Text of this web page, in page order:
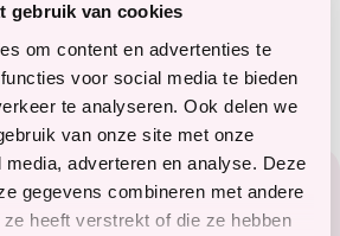
gebruik van cookies
om content en advertenties te
voor social media te bieden
te analyseren. Ook delen we
van onze site met onze
adverteren en analyse. Deze
gegevens combineren met andere
heeft verstrekt of die ze hebben
het Zeeuwse hart